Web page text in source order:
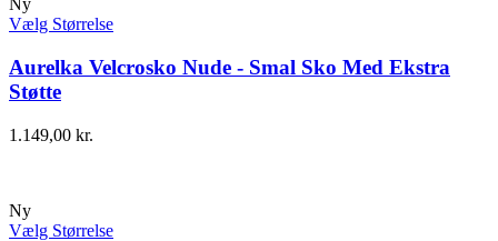
Ny
Vælg Størrelse
Aurelka Velcrosko Nude - Smal Sko Med Ekstra
Støtte
1.149,00 kr.
Ny
Vælg Størrelse